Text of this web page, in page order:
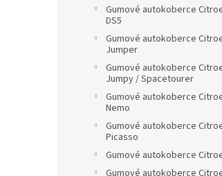
Gumové autokoberce
DS5
Gumové autokoberce
Jumper
Gumové autokoberce
Jumpy / Spacetourer
Gumové autokoberce
Nemo
Gumové autokoberce
Picasso
Gumové autokoberce